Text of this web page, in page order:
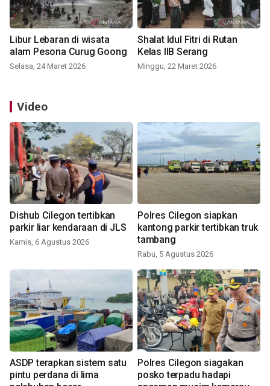
Libur Lebaran di wisata
alam Pesona Curug Goong
Selasa, 24 Maret 2026
Shalat Idul Fitri di Rutan
Kelas IIB Serang
Minggu, 22 Maret 2026
Video
Dishub Cilegon tertibkan
parkir liar kendaraan di JLS
Kamis, 6 Agustus 2026
Polres Cilegon siapkan
kantong parkir tertibkan truk
tambang
Rabu, 5 Agustus 2026
ASDP terapkan sistem satu
pintu perdana di lima
Polres Cilegon siagakan
posko terpadu hadapi